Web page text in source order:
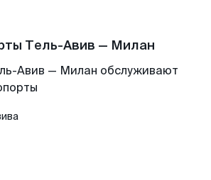
Тель-Авив — Милан
Авив — Милан обслуживают